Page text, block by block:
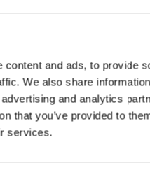
and ads, to provide
We also share
and analytics
that you’ve provided to
services.